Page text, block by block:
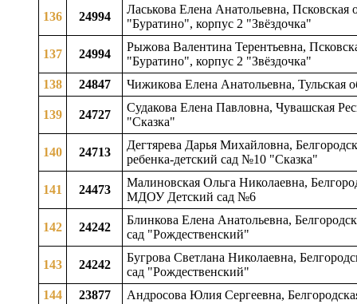
136 24994
Ласькова Елена Анатольевна,
"Буратино", корпус 2 "Звёздочка"
137 24994
Рыжова Валентина Терентьевна,
"Буратино", корпус 2 "Звёздочка"
138
24847 Чижикова Елена Анатольевна,
139 24727
Судакова Елена Павловна, Чувашская
"Сказка"
140 24713
Дегтярева Дарья Михайловна,
ребенка-детский сад №10 "Сказка"
141 24473
Малиновская Ольга Николаевна,
МДОУ Детский сад №6
142 24242
Блинкова Елена Анатольевна,
сад "Рождественский"
143 24242
Бугрова Светлана Николаевна,
сад "Рождественский"
144
23877 Андросова Юлия Сергеевна,